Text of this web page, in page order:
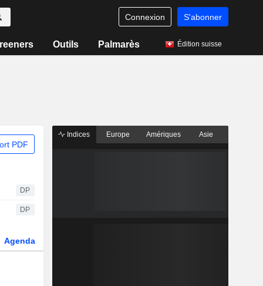
Connexion S'abonner
Outils Palmarès Édition suisse
PDF
DP
DP
Agenda
Indices Europe Amériques Asie